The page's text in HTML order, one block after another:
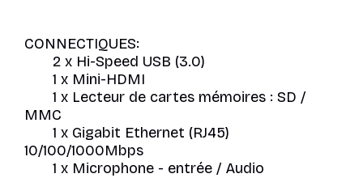
CONNECTIQUES:
2 x Hi-Speed USB (3.0)
1 x Mini-HDMI
1 x Lecteur de cartes mémoires : SD /
MMC
1 x Gigabit Ethernet (RJ45)
10/100/1000Mbps
1 x Microphone - entrée / Audio